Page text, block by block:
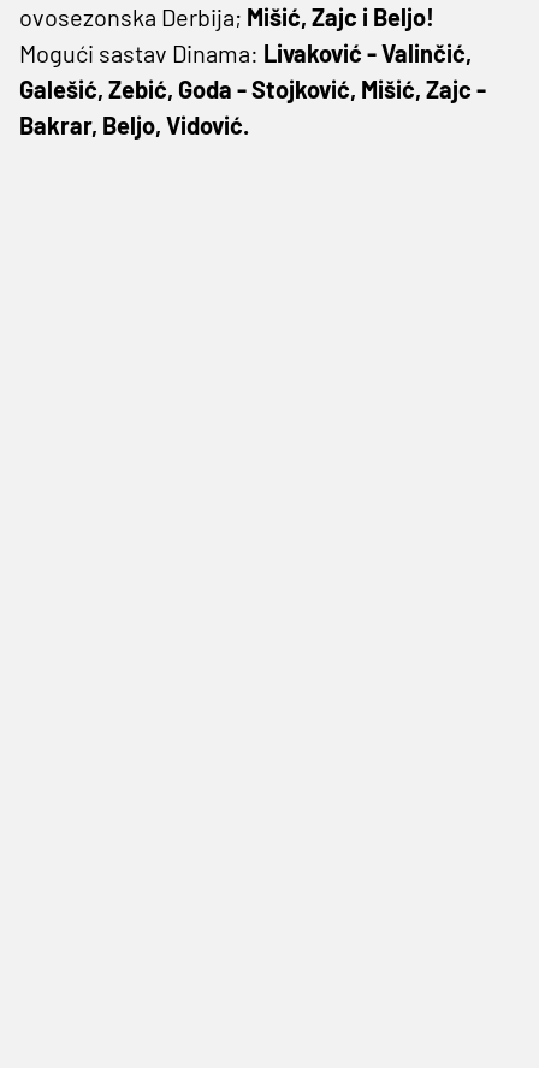
ovosezonska Derbija; Mišić, Zajc i Beljo!
Mogući sastav Dinama: Livaković - Valinčić,
Galešić, Zebić, Goda - Stojković, Mišić, Zajc -
Bakrar, Beljo, Vidović.